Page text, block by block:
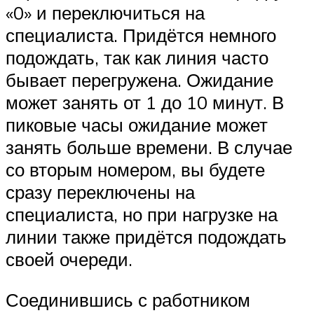
«0» и переключиться на
специалиста. Придётся немного
подождать, так как линия часто
бывает перегружена. Ожидание
может занять от 1 до 10 минут. В
пиковые часы ожидание может
занять больше времени. В случае
со вторым номером, вы будете
сразу переключены на
специалиста, но при нагрузке на
линии также придётся подождать
своей очереди.
Соединившись с работником